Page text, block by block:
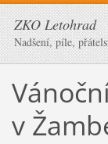
ZKO Letohrad
Nadšení, píle,
v